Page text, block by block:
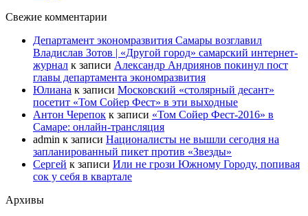
Свежие комментарии
Департамент экономразвития Самары возглавил
Владислав Зотов | «Другой город» самарский интернет-
журнал к записи Александр Андриянов покинул пост
главы департамента экономразвития
Юлиана к записи Московский «столярный десант»
посетит «Том Сойер Фест» в эти выходные
Антон Черепок к записи «Том Сойер Фест-2016» в
Самаре: онлайн-трансляция
admin к записи Националисты не вышли сегодня на
запланированный пикет против «Звезды»
Сергей к записи Или не грози Южному Городу, попивая
сок у себя в квартале
Архивы